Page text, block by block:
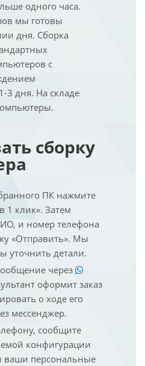
одного часа.
мы готовы
дня. Сборка
с
3 дня. На складе
сборку
ПК нажмите
1 клик». Затем
и номер телефона
«Отправить». Мы
уточнить детали.
через
оформит заказ
о ходе его
мессенджер.
сообщите
конфигурации
ваши персональные